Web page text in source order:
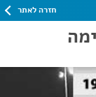
חזרה לאתר